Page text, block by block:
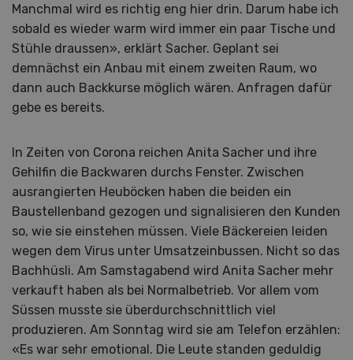
Manchmal wird es richtig eng hier drin. Darum habe ich
sobald es wieder warm wird immer ein paar Tische und
Stühle draussen», erklärt Sacher. Geplant sei
demnächst ein Anbau mit einem zweiten Raum, wo
dann auch Backkurse möglich wären. Anfragen dafür
gebe es bereits.
In Zeiten von Corona reichen Anita Sacher und ihre
Gehilfin die Backwaren durchs Fenster. Zwischen
ausrangierten Heuböcken haben die beiden ein
Baustellenband gezogen und signalisieren den Kunden
so, wie sie einstehen müssen. Viele Bäckereien leiden
wegen dem Virus unter Umsatzeinbussen. Nicht so das
Bachhüsli. Am Samstagabend wird Anita Sacher mehr
verkauft haben als bei Normalbetrieb. Vor allem vom
Süssen musste sie überdurchschnittlich viel
produzieren. Am Sonntag wird sie am Telefon erzählen:
«Es war sehr emotional. Die Leute standen geduldig